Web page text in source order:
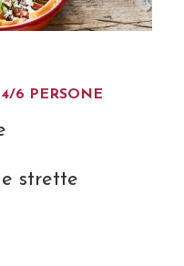
6 PERSONE
strette